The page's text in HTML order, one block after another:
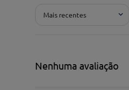
Pontuação*
Mais recentes
Nenhuma avaliação